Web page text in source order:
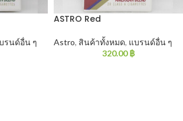
รนด์อื่น ๆ
ASTRO Red
Astro, สินค้าทั้งหมด, แบรนด์อื่น ๆ
320.00฿